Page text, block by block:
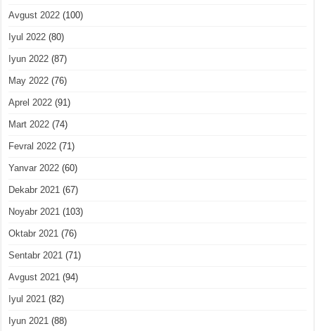
Avgust 2022 (100)
Iyul 2022 (80)
Iyun 2022 (87)
May 2022 (76)
Aprel 2022 (91)
Mart 2022 (74)
Fevral 2022 (71)
Yanvar 2022 (60)
Dekabr 2021 (67)
Noyabr 2021 (103)
Oktabr 2021 (76)
Sentabr 2021 (71)
Avgust 2021 (94)
Iyul 2021 (82)
Iyun 2021 (88)